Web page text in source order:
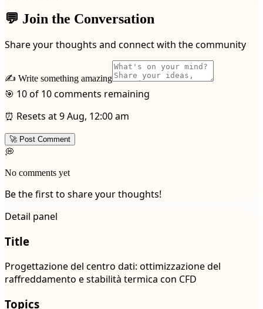
💬 Join the Conversation
Share your thoughts and connect with the community
✍️ Write something amazing
🎯 10 of 10 comments remaining
⏰ Resets at 9 Aug, 12:00 am
🚀 Post Comment
💭
No comments yet
Be the first to share your thoughts!
Detail panel
Title
Progettazione del centro dati: ottimizzazione del
raffreddamento e stabilità termica con CFD
Topics